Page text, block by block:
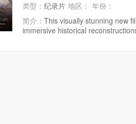
类型： 纪录片 地区： 年份：
简介： This visually stunning new
immersive historical